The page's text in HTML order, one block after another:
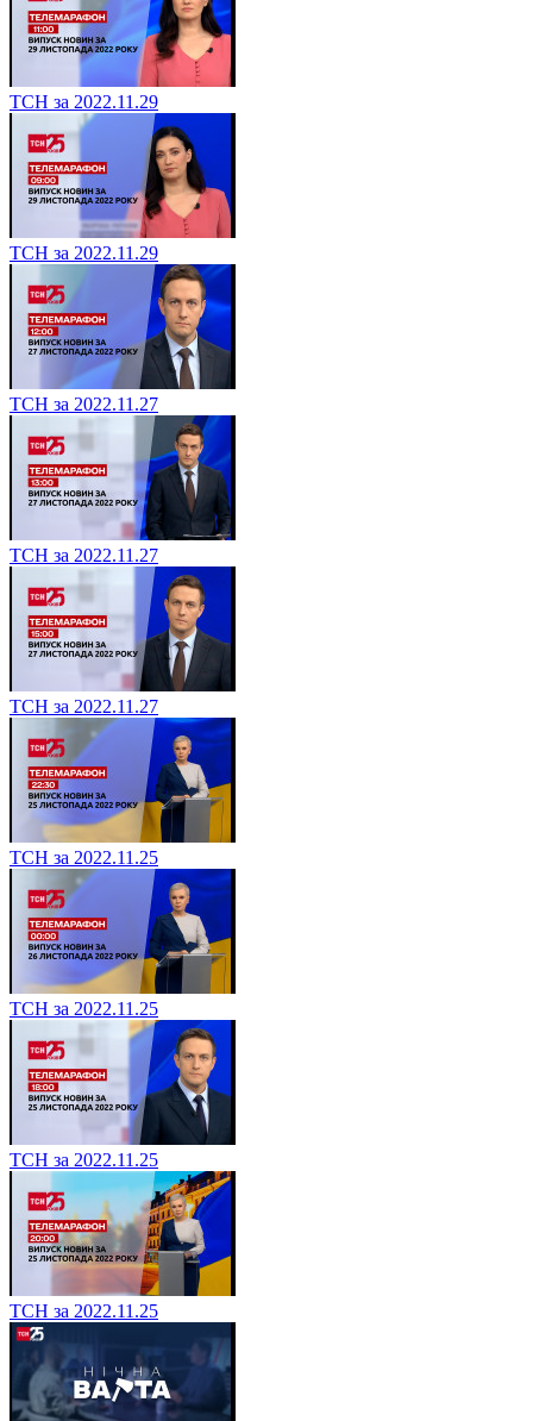
ТСН за 2022.11.29
ТСН за 2022.11.29
ТСН за 2022.11.27
ТСН за 2022.11.27
ТСН за 2022.11.27
ТСН за 2022.11.25
ТСН за 2022.11.25
ТСН за 2022.11.25
ТСН за 2022.11.25